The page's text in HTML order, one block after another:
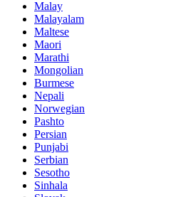
Malay
Malayalam
Maltese
Maori
Marathi
Mongolian
Burmese
Nepali
Norwegian
Pashto
Persian
Punjabi
Serbian
Sesotho
Sinhala